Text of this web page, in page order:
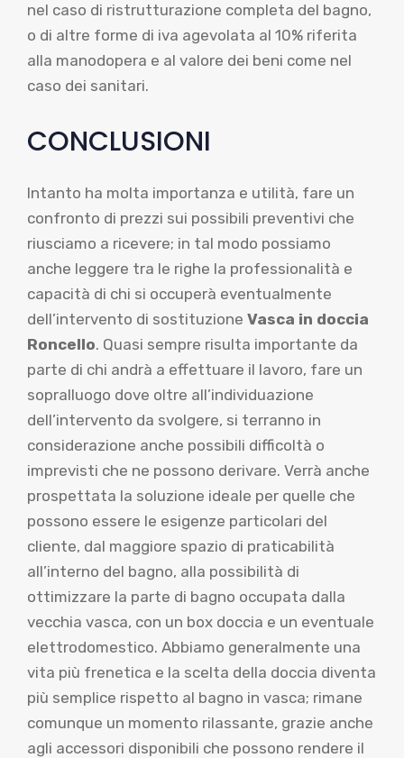
nel caso di ristrutturazione completa del bagno,
o di altre forme di iva agevolata al 10% riferita
alla manodopera e al valore dei beni come nel
caso dei sanitari.
CONCLUSIONI
Intanto ha molta importanza e utilità, fare un
confronto di prezzi sui possibili preventivi che
riusciamo a ricevere; in tal modo possiamo
anche leggere tra le righe la professionalità e
capacità di chi si occuperà eventualmente
dell’intervento di sostituzione Vasca in doccia
Roncello. Quasi sempre risulta importante da
parte di chi andrà a effettuare il lavoro, fare un
sopralluogo dove oltre all’individuazione
dell’intervento da svolgere, si terranno in
considerazione anche possibili difficoltà o
imprevisti che ne possono derivare. Verrà anche
prospettata la soluzione ideale per quelle che
possono essere le esigenze particolari del
cliente, dal maggiore spazio di praticabilità
all’interno del bagno, alla possibilità di
ottimizzare la parte di bagno occupata dalla
vecchia vasca, con un box doccia e un eventuale
elettrodomestico. Abbiamo generalmente una
vita più frenetica e la scelta della doccia diventa
più semplice rispetto al bagno in vasca; rimane
comunque un momento rilassante, grazie anche
agli accessori disponibili che possono rendere il